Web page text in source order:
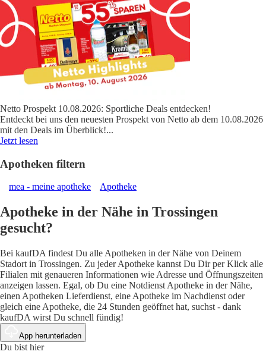
Netto Prospekt 10.08.2026: Sportliche Deals entdecken!
Entdeckt bei uns den neuesten Prospekt von Netto ab dem 10.08.2026
mit den Deals im Überblick!...
Jetzt lesen
Apotheken filtern
mea - meine apotheke Apotheke
Apotheke in der Nähe in Trossingen
gesucht?
Bei kaufDA findest Du alle Apotheken in der Nähe von Deinem
Stadort in Trossingen. Zu jeder Apotheke kannst Du Dir per Klick alle
Filialen mit genaueren Informationen wie Adresse und Öffnungszeiten
anzeigen lassen. Egal, ob Du eine Notdienst Apotheke in der Nähe,
einen Apotheken Lieferdienst, eine Apotheke im Nachdienst oder
gleich eine Apotheke, die 24 Stunden geöffnet hat, suchst - dank
kaufDA wirst Du schnell fündig!
App herunterladen
Du bist hier